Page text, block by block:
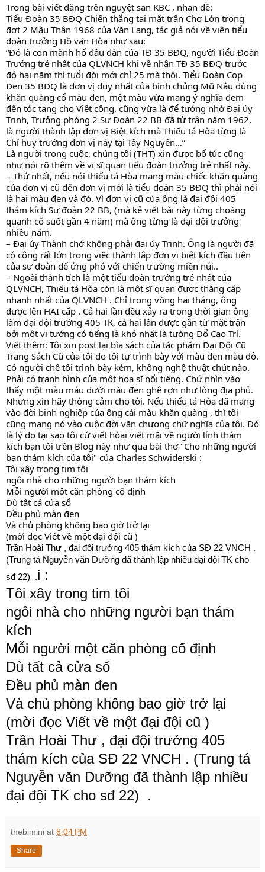
Trong bài viết đăng trên nguyệt san KBC , nhan đề:
Tiểu Đoàn 35 BĐQ Chiến thắng tại mặt trận Chợ Lớn trong
đợt 2 Mậu Thân 1968 của Văn Lang, tác giả nói về viên tiểu
đoàn trưởng Hồ văn Hòa như sau:
“Đó là con mãnh hổ đầu đàn của TĐ 35 BĐQ, người Tiểu Đoàn
Trưởng trẻ nhất của QLVNCH khi về nhận TĐ 35 BĐQ trước
đó hai năm thì tuổi đời mới chỉ 25 mà thôi. Tiểu Đoàn Cọp
Đen 35 BĐQ là đơn vị duy nhất của binh chủng Mũ Nâu dùng
khăn quàng cổ màu đen, một màu vừa mang ý nghĩa đem
đến tóc tang cho Việt cộng, cũng vừa là để tưởng nhớ Đại úy
Trinh, Trưởng phòng 2 Sư Đoàn 22 BB đã tử trận năm 1962,
là người thành lập đơn vị Biệt kích mà Thiếu tá Hòa từng là
Chỉ huy trưởng đơn vị này tại Tây Nguyên…”
Là người trong cuộc, chúng tôi (THT) xin được bổ túc cũng
như nói rõ thêm về vị sĩ quan tiểu đoàn trưởng trẻ nhất này.
– Thứ nhất, nếu nói thiếu tá Hòa mang màu chiếc khăn quàng
của đơn vị cũ đến đơn vị mới là tiểu đoàn 35 BĐQ thì phải nói
là hai màu đen và đỏ. Vì đơn vị cũ của ông là đại đội 405
thám kích Sư đoàn 22 BB, (mà kẻ viết bài này từng choàng
quanh cổ suốt gần 4 năm) mà ông từng là đại đội trưởng
nhiều năm.
– Đại úy Thành chớ không phải đại úy Trinh. Ông là người đã
có công rất lớn trong việc thành lập đơn vị biệt kích đầu tiên
của sư đoàn để ứng phó với chiến trường miền núi..
– Ngoài thành tích là một tiểu đoàn trưởng trẻ nhất của
QLVNCH, Thiếu tá Hòa còn là một sĩ quan được thăng cấp
nhanh nhất của QLVNCH . Chỉ trong vòng hai tháng, ông
được lên HAI cấp . Cả hai lần đều xảy ra trong thời gian ông
làm đại đội trưởng 405 TK, cả hai lần được gắn từ mặt trận
bởi một vị tướng có tiếng là khó nhất là tường Đổ Cao Trí.
Viết thêm: Tôi xin post lại bìa sách của tác phẩm Đại Đội Cũ
Trang Sách Cũ của tôi do tôi tự trình bày với màu đen màu đỏ.
Có người chê tôi trình bày kém, không nghệ thuật chút nào.
Phải có tranh hình của một họa sĩ nổi tiếng. Chứ nhìn vào
thấy một màu máu dưới màu đen ghê rợn như lòng địa phủ.
Nhưng xin hãy thông cảm cho tôi. Nếu thiếu tá Hòa đã mang
vào đời binh nghiệp của ông cái màu khăn quàng , thì tôi
cũng mang nó vào cuộc đời văn chương chữ nghĩa của tôi. Đó
là lý do tại sao tôi cứ viết hòai viết mãi về người lính thám
kích bạn tôi trên Blog này như qua bài thơ "Cho những người
bạn thám kích của tôi" của Charles Schwiderski :
Tôi xây trong tim tôi
ngôi nhà cho những người bạn thám kích
Mỗi người một căn phòng cố định
Dù tất cả cửa sổ
Đều phủ màn đen
Và chủ phòng không bao giờ trở lại
(mời đọc Viết về một đại đội cũ )
Trần Hoài Thư , đại đội trưởng 405 thám kích của SĐ 22 VNCH .
(Trung tá Nguyễn văn Dưỡng đã thành lập nhiều đại đội TK cho
sđ 22)  .i :
Tôi xây trong tim tôi
ngôi nhà cho những người bạn thám
kích
Mỗi người một căn phòng cố định
Dù tất cả cửa sổ
Đều phủ màn đen
Và chủ phòng không bao giờ trở lại
(mời đọc Viết về một đại đội cũ )
Trần Hoài Thư , đại đội trưởng 405
thám kích của SĐ 22 VNCH . (Trung tá
Nguyễn văn Dưỡng đã thành lập nhiều
đại đội TK cho sđ 22)  .
thebimini at 8:04 PM
Share